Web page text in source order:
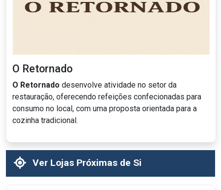
O Retornado
O Retornado desenvolve atividade no setor da
restauração, oferecendo refeições confecionadas para
consumo no local, com uma proposta orientada para a
cozinha tradicional.
Ver Lojas Próximas de Si